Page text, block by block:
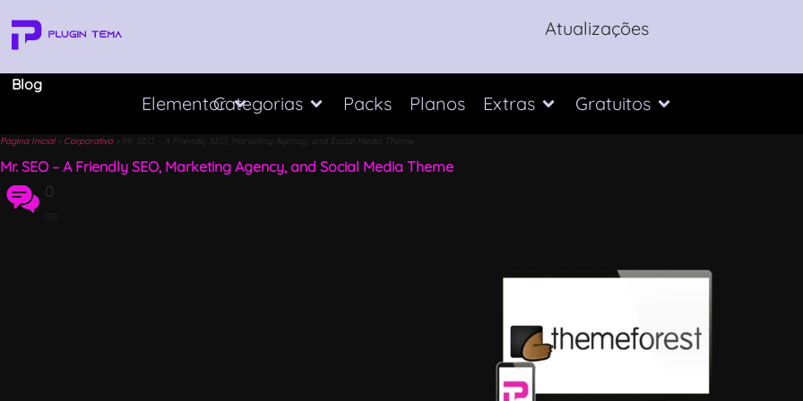
Atualizações
Blog
ElementorCategorias Packs Planos Extras Gratuitos
Página Inicial» Corporativo» Mr. SEO – A Friendly SEO, Marketing Agency, and Social Media Theme
Mr. SEO – A Friendly SEO, Marketing Agency, and Social Media Theme
0